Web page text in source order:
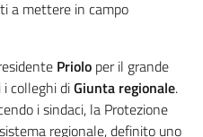
a mettere in campo
Priolo per il grande
colleghi diGiunta regionale.
i sindaci, la Protezione
regionale, definito uno